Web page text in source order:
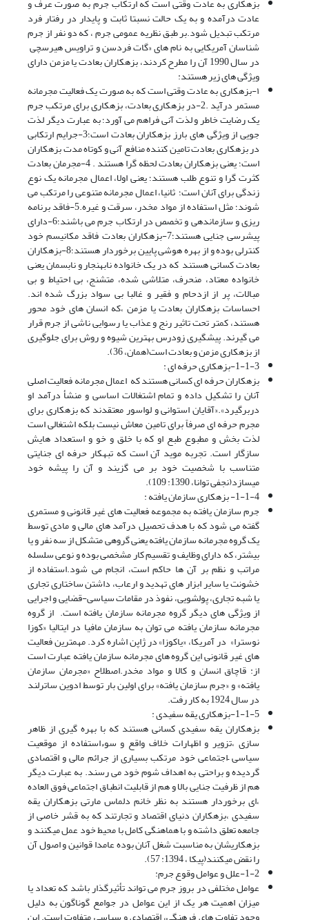
بزهکاری به عادت وقتی است که ارتکاب جرم به صورت عرف و
عادت درآمده و به یک حالت نسبتا ثابت و پایدار در رفتار فرد
مرتکب تبدیل شود.بر طبق نظریه عمومی جرم ، که دو نفر از جرم
شناسان آمریکایی به نام های «گات فردسن و تراویس هیرسچی
در سال 1990 آن را مطرح کردند، بزهکاران بعادت یا مزمن دارای
ویژگی های زیر هستند:
۱-بزهکاری به عادت وقتی است که به صورت یک فعالیت مجرمانه
مستمر درآید .2-در بزهکاری بعادت، بزهکاری برای مرتکب جرم
یک رضایت خاطر و لذت آنی فراهم می آورد؛ به عبارت دیگر لذت
جویی از ویژگی های بارز بزهکاران بعادت است؛3-جرایم ارتکابی
در بزهکاری بعادت تامین کننده منافع آنی و کوتاه مدت بزهکاران
است؛ یعنی بزهکاران بعادت لحظه گرا هستند . 4-مجرمان بعادت
کثرت گرا و تنوع طلب هستند؛ یعنی اولا، اعمال مجرمانه یک نوع
زندگی برای آنان است؛ ثانیا، اعمال مجرمانه متنوعی را مرتکب می
شوند؛ مثل استفاده از مواد مخدر، سرقت و غیره.5-فاقد برنامه
ریزی و سازماندهی و تخصص در ارتکاب جرم می باشند؛6-دارای
پیشرسی جنایی هستند؛7-بزهکاران بعادت فاقد مکانیسم خود
کنترلی بوده و از بهره هوشی پایین برخوردار هستند؛8-بزهکاران
بعادت کسانی هستند که در یک خانواده نابهنجار و نابسمان یعنی
خانواده معتاد، منحرف، متلاشی شده، متشنج، بی احتیاط و بی
مبالات، پر از ازدحام و فقیر و غالبا بی سواد بزرگ شده اند.
احساسات بزهکاران بعادت یا مزمن ،که انسان های خود محور
هستند، کمتر تحت تاثیر رنج و عذاب یا رسوایی ناشی از جرم قرار
می گیرند. پیشگیری زودرس بهترین شیوه و روش برای جلوگیری
از بزهکاری مزمن و بعادت است(همان، 36).
1-1-3-بزهکاری حرفه ای :
بزهکاران حرفه ای کسانی هستند که اعمال مجرمانه فعالیت اصلی
آنان را تشکیل داده و تمام اشتغالات اساسی و منشأ درآمد او
دربرگیرد».«آقایان استوانی و لواسور معتقدند که بزهکاری برای
مجرم حرفه ای صرفاً برای تامین معاش نیست بلکه اشتغالی است
لذت بخش و مطبوع طبع او که با خلق و خو و استعداد هایش
سازگار است. تجربه موید آن است که تبهکار حرفه ای جنایتی
متناسب با شخصیت خود بر می گزیند و آن را پیشه خود
میسازد(نجفی توانا، 1390: 109).
1-1-4- بزهکاری سازمان یافته :
جرم سازمان یافته به مجموعه فعالیت های غیر قانونی و مستمری
گفته می شود که با هدف تحصیل درآمد های مالی و مادی توسط
یک گروه مجرمانه سازمان یافته یعنی گروهی متشکل از سه نفر و یا
بیشتر، که دارای وظایف و تقسیم کار مشخصی بوده و نوعی سلسله
مراتب و نظم بر آن ها حاکم است، انجام می شود.استفاده از
خشونت یا سایر ابزار های تهدید و ارعاب، داشتن ساختاری تجاری
یا شبه تجاری، پولشویی، نفوذ در مقامات سیاسی-قضایی و اجرایی
از ویژگی های دیگر گروه مجرمانه سازمان یافته است. از گروه
مجرمانه سازمان یافته می توان به سازمان مافیا در ایتالیا «کوزا
نوسترا» در آمریکا، «یاکوزا» در ژاپن اشاره کرد. مهمترین فعالیت
های غیر قانونی این گروه های مجرمانه سازمان یافته عبارت است
از: قاچاق انسان و کالا و مواد مخدر.اصطلاح «مجرمان سازمان
یافته» و «جرم سازمان یافته» برای اولین بار توسط ادوین ساترلند
در سال 1924 به کار رفت.
1-1-5-بزهکاری یقه سفیدی :
بزهکاران یقه سفیدی کسانی هستند که با بهره گیری از ظاهر
سازی ،تزویر و اظهارات خلاف واقع و سوءاستفاده از موقعیت
سیاسی –اجتماعی خود مرتکب بسیاری از جرائم مالی و اقتصادی
گردیده و براحتی به اهداف شوم خود می رسند. به عبارت دیگر
هم از ظرفیت جنایی بالا و هم از قابلیت انطباق اجتماعی فوق العاده
،ای برخوردار هستند به نظر خانم دلماس مارتی بزهکاران یقه
سفیدی ،بزهکاران دنیای اقتصاد و تجارتند که به قشر خاصی از
جامعه تعلق داشته و با هماهنگی کامل با محیط خود عمل میکنند و
بزهکاریشان به مناسبت شغل آنان بوده عامدا قوانین و اصول آن
را نقض میکنند(پیکا ، 1394: 57).
1-2-علل و عوامل وقوع جرم:
عوامل مختلفى در بروز جرم مى تواند تأثیرگذار باشد که تعداد یا
میزان اهمیت هر یک از این عوامل در جوامع گوناگون به دلیل